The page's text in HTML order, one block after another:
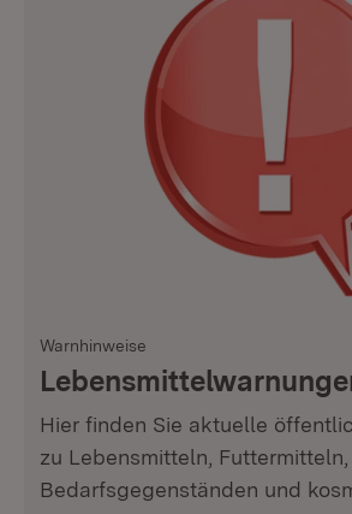
Warnhinweise
Hier finden Sie aktuelle
zu Lebensmitteln, Futtermitteln,
Bedarfsgegenständen und